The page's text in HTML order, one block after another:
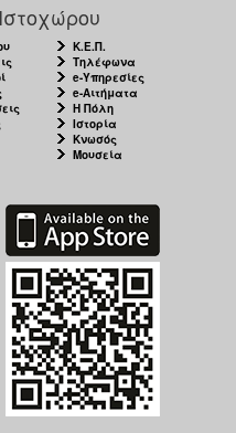
Κ.Ε.Π.
Τηλέφωνα
e-Υπηρεσίες
e-Αιτήματα
Η Πόλη
Ιστορία
Κνωσός
Μουσεία